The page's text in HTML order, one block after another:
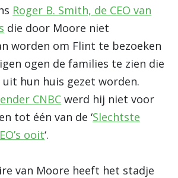
Roger B. Smith, de CEO van
die door Moore niet
worden om Flint te bezoeken
ogen de families te zien die
hun huis gezet worden.
CNBC werd hij niet voor
tot één van de ‘Slechtste
ooit‘.
van Moore heeft het stadje